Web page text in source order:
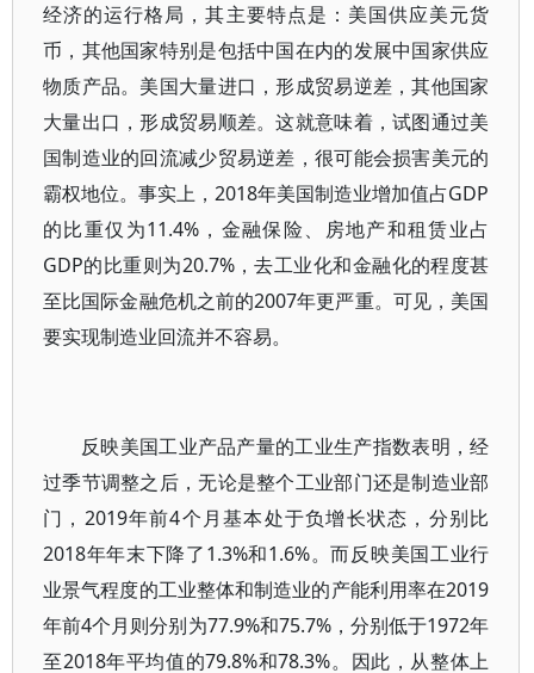
经济的运行格局，其主要特点是：美国供应美元货
币，其他国家特别是包括中国在内的发展中国家供应
物质产品。美国大量进口，形成贸易逆差，其他国家
大量出口，形成贸易顺差。这就意味着，试图通过美
国制造业的回流减少贸易逆差，很可能会损害美元的
霸权地位。事实上，2018年美国制造业增加值占GDP
的比重仅为11.4%，金融保险、房地产和租赁业占
GDP的比重则为20.7%，去工业化和金融化的程度甚
至比国际金融危机之前的2007年更严重。可见，美国
要实现制造业回流并不容易。
反映美国工业产品产量的工业生产指数表明，经
过季节调整之后，无论是整个工业部门还是制造业部
门，2019年前4个月基本处于负增长状态，分别比
2018年年末下降了1.3%和1.6%。而反映美国工业行
业景气程度的工业整体和制造业的产能利用率在2019
年前4个月则分别为77.9%和75.7%，分别低于1972年
至2018年平均值的79.8%和78.3%。因此，从整体上